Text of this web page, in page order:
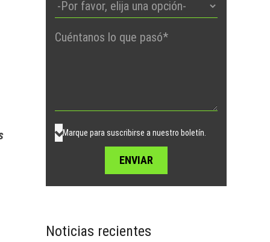
Por
vacío.
Marque para suscribirse a nuestro boletín.
Noticias recientes